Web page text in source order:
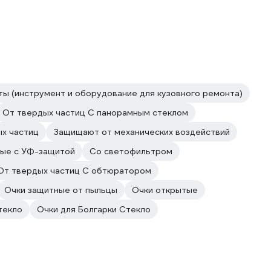
(инструмент и оборудование для кузовного ремонта)
От твердых частиц С панорамным стеклом
частиц
Защищают от механических воздействий
с УФ-защитой
Со светофильтром
твердых частиц С обтюратором
Очки защитные от пыльцы
Очки открытые
Очки для Болгарки Стекло